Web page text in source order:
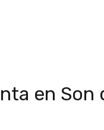
en Son